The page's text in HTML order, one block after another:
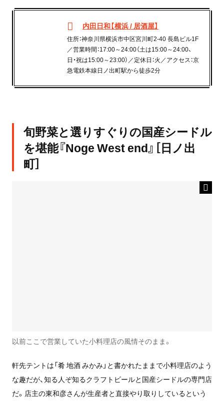
内田日和【横浜 / 居酒屋】
住所：神奈川県横浜市中区宮川町2-40 長島ビル1F
／営業時間：17:00～24:00（土は15:00～24:00、
日・祝は15:00～23:00）／定休日：火／アクセス：京
急電鉄本線日ノ出町駅から徒歩2分
旬野菜と選りすぐりの国産シードル
を堪能『Noge West end』［日ノ出
町］
以前ここで営業していた小料理店の風情そのまま。
軒先テントは「肴 地酒 みかみ」と書かれたままで小料理店のよう
な趣だが、知る人ぞ知るクラフトビールと国産シードルの専門店
だ。店主の東和彦さんが生産者と直接やり取りしているという